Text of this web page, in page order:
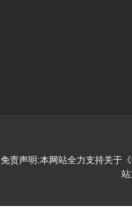
免责声明:本网站全力支持关于